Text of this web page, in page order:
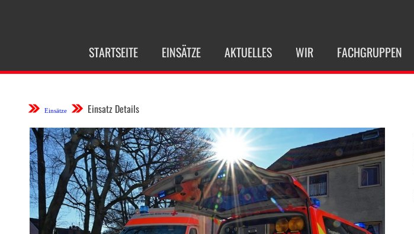
STARTSEITE EINSÄTZE AKTUELLES WIR FACHGRUPPEN
Einsätze Einsatz Details